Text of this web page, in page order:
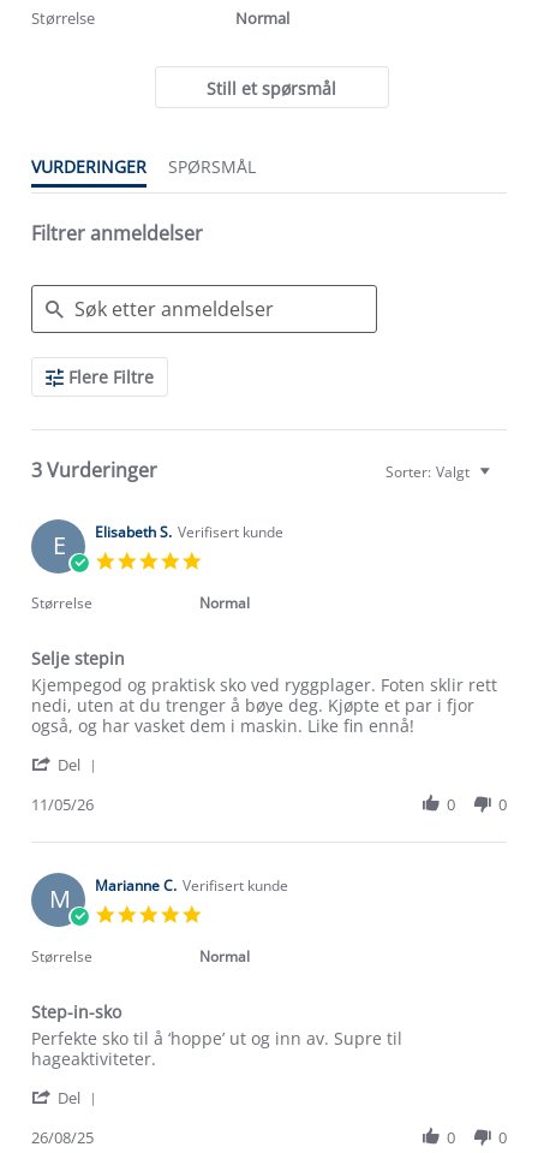
Størrelse Normal
Still et spørsmål
VURDERINGER SPØRSMÅL
Filtrer anmeldelser
Search
ReviewsFlere Filtre
3 Vurderinger Sorter: Valgt
E Elisabeth S. Verifisert kunde
rating
Størrelse Normal
Selje stepin
Review
by
Elisabeth
on
May
review
stating
Selje
Kjempegod og praktisk sko ved ryggplager. Foten sklir rett
nedi, uten at du trenger å bøye deg. Kjøpte et par i fjor
også, og har vasket dem i maskin. Like fin ennå!
Del
Elisabeth
on
11
May
11/05/26 0 0
M Marianne C. Verifisert kunde
rating
Størrelse Normal
Step-in-sko
Review
by
C.
26
review
stating
in-
Perfekte sko til å ‘hoppe’ ut og inn av. Supre til
hageaktiviteter.
Del
26/08/25 0 0